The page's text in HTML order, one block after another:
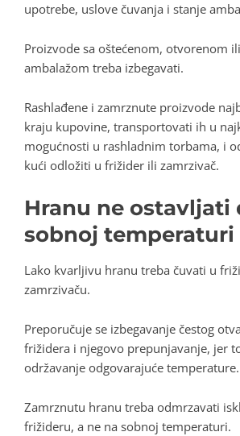
upotrebe, uslove čuvanja i stanje
Proizvode sa oštećenom, otvorenom
ambalažom treba izbegavati.
Rashlađene i zamrznute proizvode
kraju kupovine, transportovati ih u
mogućnosti u rashladnim torbama, i
kući odložiti u frižider ili zamrzivač.
Hranu ne ostavljati
sobnoj temperaturi
Lako kvarljivu hranu treba čuvati u
zamrzivaču.
Preporučuje se izbegavanje čestog
frižidera i njegovo prepunjavanje, jer
održavanje odgovarajuće temperature.
Zamrznutu hranu treba odmrzavati
frižideru, a ne na sobnoj temperaturi.